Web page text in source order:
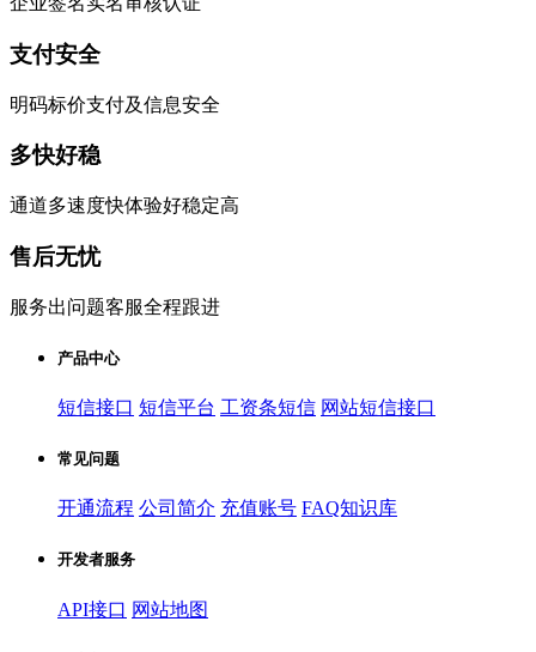
支付安全
明码标价支付及信息安全
多快好稳
通道多速度快体验好稳定高
售后无忧
服务出问题客服全程跟进
产品中心
短信接口 短信平台 工资条短信 网站短信接口
常见问题
开通流程 公司简介 充值账号 FAQ知识库
开发者服务
API接口 网站地图